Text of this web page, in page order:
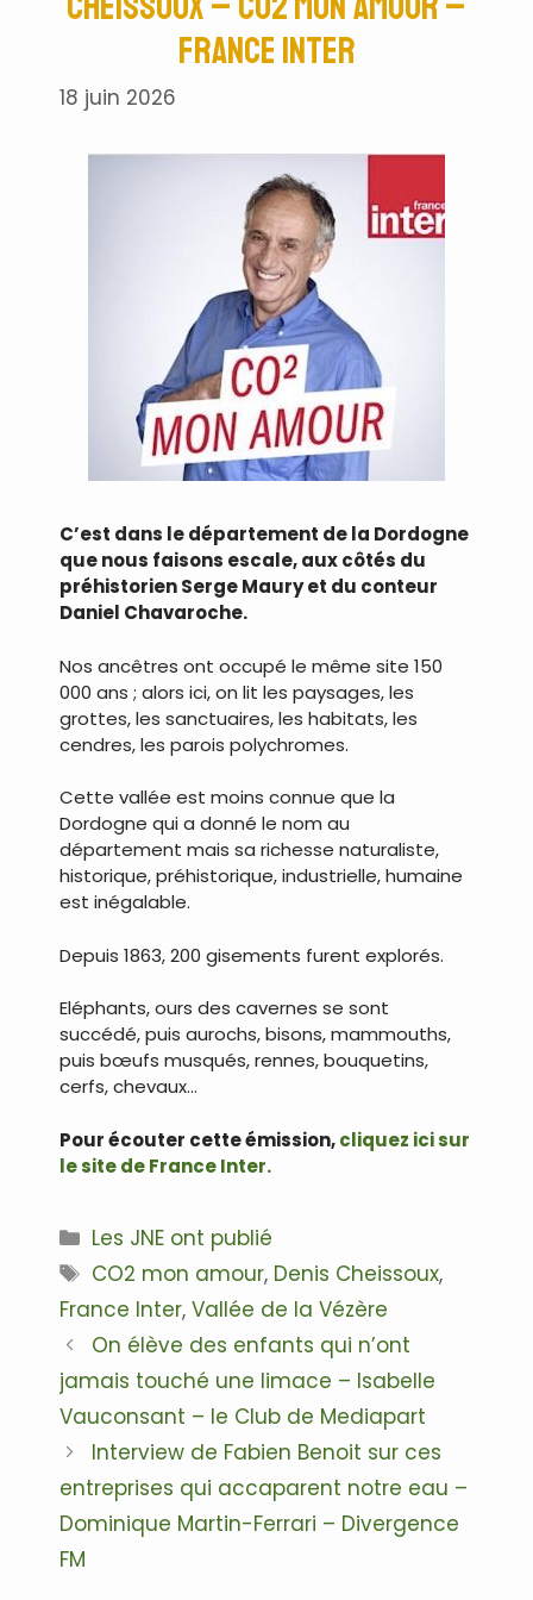
France Inter
18 juin 2026
C’est dans le département de la Dordogne
que nous faisons escale, aux côtés du
préhistorien Serge Maury et du conteur
Daniel Chavaroche.
Nos ancêtres ont occupé le même site 150
000 ans ; alors ici, on lit les paysages, les
grottes, les sanctuaires, les habitats, les
cendres, les parois polychromes.
Cette vallée est moins connue que la
Dordogne qui a donné le nom au
département mais sa richesse naturaliste,
historique, préhistorique, industrielle, humaine
est inégalable.
Depuis 1863, 200 gisements furent explorés.
Eléphants, ours des cavernes se sont
succédé, puis aurochs, bisons, mammouths,
puis bœufs musqués, rennes, bouquetins,
cerfs, chevaux…
Pour écouter cette émission,cliquez ici sur
le site de France Inter.
Catégories
Les JNE ont publié
Étiquettes
CO2 mon amour, Denis Cheissoux,
France Inter, Vallée de la Vézère
Navigation
des
articles
On élève des enfants qui n’ont
jamais touché une limace – Isabelle
Vauconsant – le Club de Mediapart
Interview de Fabien Benoit sur ces
entreprises qui accaparent notre eau –
Dominique Martin-Ferrari – Divergence
FM